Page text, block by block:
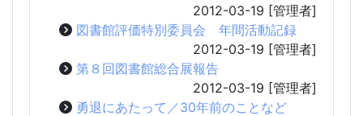
2012-03-19 [管理者]
図書館評価特別委員会 年間活動記録
2012-03-19 [管理者]
第８回図書館総合展報告
2012-03-19 [管理者]
勇退にあたって／30年前のことなど